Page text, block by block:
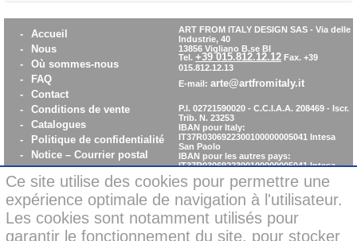
-
Accueil
-
Nous
-
Où sommes-nous
-
FAQ
-
Contact
-
Conditions de vente
-
Catalogues
-
Politique de confidentialité
-
Notice – Courrier postal
- Cookie policy
- WhistleBlowing
- Parità di Genere
ART FROM ITALY DESIGN SAS - Via delle
Industrie, 40
13856 Vigliano B.se BI
Tel. +39 015.812.12.12 Fax. +39
015.812.12.13
E-mail: arte@artfromitaly.it
P.I. 02721590020 - C.C.I.A.A. 208469 - Iscr.
Trib. N. 23253
IBAN pour Italy:
IT37R0306922300100000005041 Intesa
San Paolo
IBAN pour les autres pays:
IT37R0306922300100000005041 Intesa
Ce site utilise des cookies pour permettre une
expérience optimale de navigation à l'utilisateur.
Les cookies sont notamment utilisés pour
garantir le fonctionnement du site, pour stocker